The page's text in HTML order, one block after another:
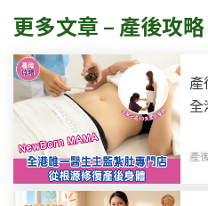
更多文章 – 產後攻略
全
產